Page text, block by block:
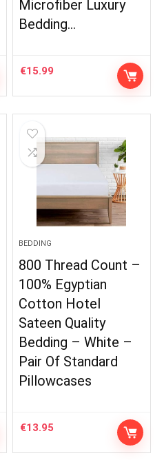
Microfiber Luxury
Bedding…
€15.99
BEDDING
800 Thread Count –
100% Egyptian
Cotton Hotel
Sateen Quality
Bedding – White –
Pair Of Standard
Pillowcases
€13.95